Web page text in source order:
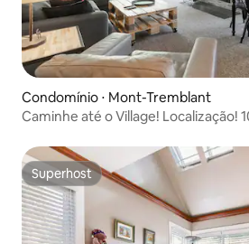
Condomínio ⋅ Mont-Tremblant
Caminhe até o Village! Localização!
Superhost
Superhost